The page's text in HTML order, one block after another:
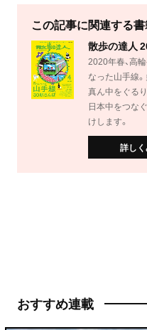
この記事に関連する
散歩の達人
2020年春、高
なった山手線
真ん中をぐる
日本中をつな
けします。
詳し
おすすめ連載